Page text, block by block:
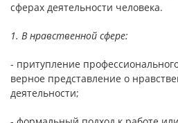
сферах деятельности человека.
1. В нравственной сфере:
- притупление
верное представление о
деятельности;